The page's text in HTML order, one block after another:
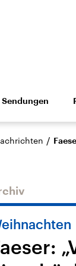
Politik
Musik
Sachsen-
USA
Sendungen
/